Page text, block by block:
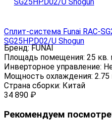
Сплит-система Funai RAC-
SG25HP.D02/U Shogun
Бренд: FUNAI
Площадь помещения: 25 кв.
Инверторное управление:
Мощность охлаждения: 2.75
Страна сборки: Китай
34 890 ₽
Рекомендуем